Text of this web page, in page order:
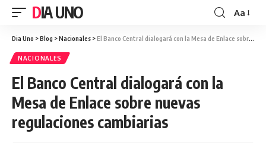
DIA UNO Aa
Dia Uno >Blog >Nacionales >El Banco Central dialogará con la Mesa de Enlace sobre nuevas regulaciones cambiarias
NACIONALES
El Banco Central dialogará con la
Mesa de Enlace sobre nuevas
regulaciones cambiarias